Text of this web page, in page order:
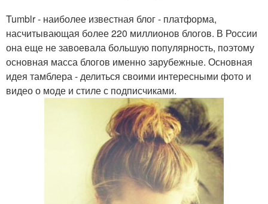
Tumblr - наиболее известная блог - платформа,
насчитывающая более 220 миллионов блогов. В России
она еще не завоевала большую популярность, поэтому
основная масса блогов именно зарубежные. Основная
идея тамблера - делиться своими интересными фото и
видео о моде и стиле с подписчиками.